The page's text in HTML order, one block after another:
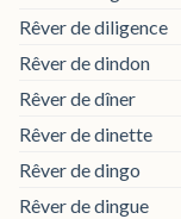
Rêver de diligence
Rêver de dindon
Rêver de dîner
Rêver de dinette
Rêver de dingo
Rêver de dingue